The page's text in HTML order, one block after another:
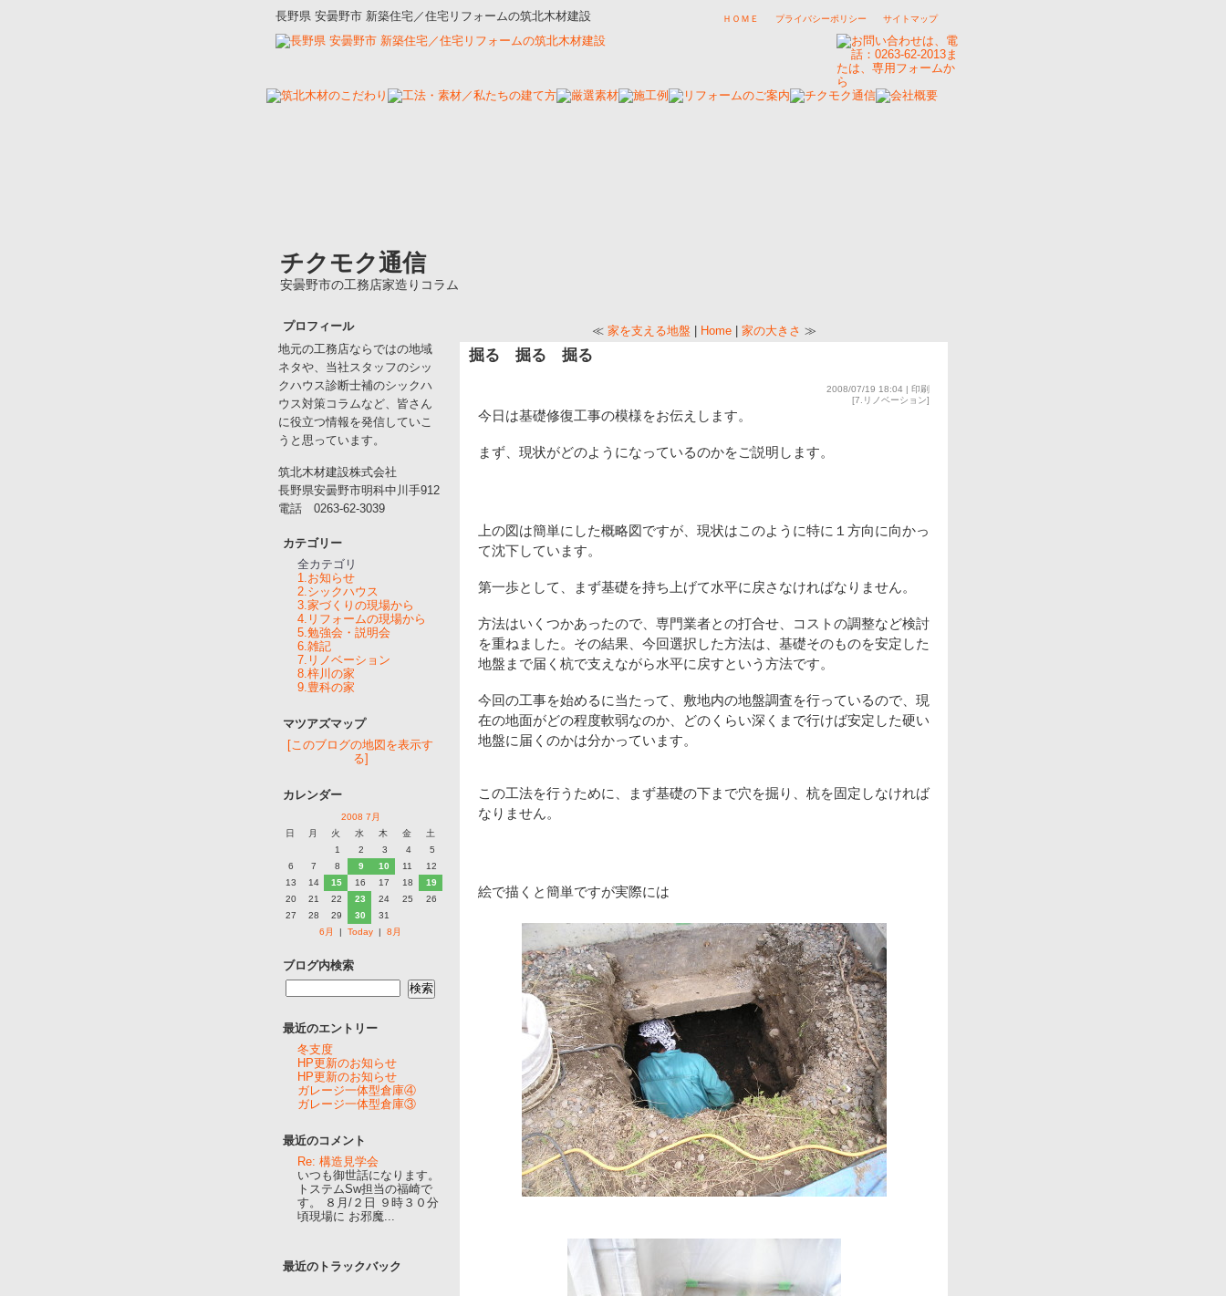
長野県 安曇野市 新築住宅／住宅リフォームの筑北木材建設 ＨＯＭＥ プライバシーポリシー サイトマップ
チクモク通信
安曇野市の工務店家造りコラム
≪ 家を支える地盤| Home| 家の大きさ ≫
掘る 掘る 掘る
2008/07/19 18:04 | 印刷
[7.リノベーション]
今日は基礎修復工事の模様をお伝えします。
まず、現状がどのようになっているのかをご説明します。
上の図は簡単にした概略図ですが、現状はこのように特に１方向に向かっ
て沈下しています。
第一歩として、まず基礎を持ち上げて水平に戻さなければなりません。
方法はいくつかあったので、専門業者との打合せ、コストの調整など検討
を重ねました。その結果、今回選択した方法は、基礎そのものを安定した
地盤まで届く杭で支えながら水平に戻すという方法です。
今回の工事を始めるに当たって、敷地内の地盤調査を行っているので、現
在の地面がどの程度軟弱なのか、どのくらい深くまで行けば安定した硬い
地盤に届くのかは分かっています。
この工法を行うために、まず基礎の下まで穴を掘り、杭を固定しなければ
なりません。
絵で描くと簡単ですが実際には
プロフィール
地元の工務店ならではの地域
ネタや、当社スタッフのシッ
クハウス診断士補のシックハ
ウス対策コラムなど、皆さん
に役立つ情報を発信していこ
うと思っています。
筑北木材建設株式会社
長野県安曇野市明科中川手912
電話 0263-62-3039
カテゴリー
全カテゴリ
1.お知らせ
2.シックハウス
3.家づくりの現場から
4.リフォームの現場から
5.勉強会・説明会
6.雑記
7.リノベーション
8.梓川の家
9.豊科の家
マツアズマップ
[このブログの地図を表示す
る]
カレンダー
2008 7月
日
月 火 水 木 金
土
1
2 3 4
5
6
7 8 9 10 11
12
13
14 15 16 17 18
19
20
21 22 23 24 25
26
27
28 29 30
31
6月
| Today | 8月
ブログ内検索
最近のエントリー
冬支度
HP更新のお知らせ
HP更新のお知らせ
ガレージ一体型倉庫④
ガレージ一体型倉庫③
最近のコメント
Re: 構造見学会
いつも御世話になります。
トステムSw担当の福崎で
す。 ８月/２日 ９時３０分
頃現場に お邪魔...
最近のトラックバック